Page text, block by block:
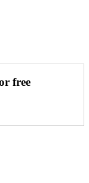
free